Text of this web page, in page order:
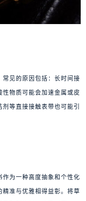
见的原因包括：长时间接
物质可能会加速金属或皮
等直接接触表带也可能引
为一种高度抽象和个性化
准与优雅相得益彰。将草